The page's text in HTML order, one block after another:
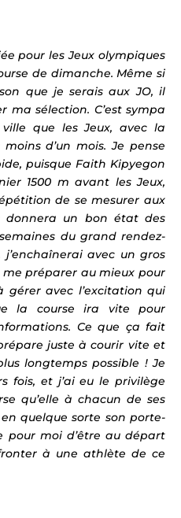
pour les Jeux olympiques
de dimanche. Même si
que je serais aux JO, il
sélection. C’est sympa
que les Jeux, avec la
d’un mois. Je pense
puisque Faith Kipyegon
1500 m avant les Jeux,
de se mesurer aux
donnera un bon état des
du grand rendez-
j’enchaînerai avec un gros
préparer au mieux pour
gérer avec l’excitation qui
la course ira vite pour
Ce que ça fait
juste à courir vite et
longtemps possible ! Je
fois, et j’ai eu le privilège
qu’elle à chacun de ses
quelque sorte son porte-
pour moi d’être au départ
à une athlète de ce